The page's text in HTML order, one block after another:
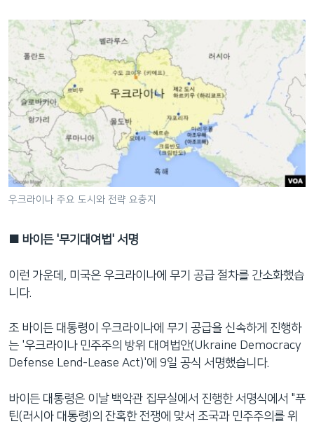
우크라이나 주요 도시와 전략 요충지
■ 바이든 '무기대여법' 서명
이런 가운데, 미국은 우크라이나에 무기 공급 절차를 간소화했습
니다.
조 바이든 대통령이 우크라이나에 무기 공급을 신속하게 진행하
는 '우크라이나 민주주의 방위 대여법안(Ukraine Democracy
Defense Lend-Lease Act)'에 9일 공식 서명했습니다.
바이든 대통령은 이날 백악관 집무실에서 진행한 서명식에서 "푸
틴(러시아 대통령)의 잔혹한 전쟁에 맞서 조국과 민주주의를 위